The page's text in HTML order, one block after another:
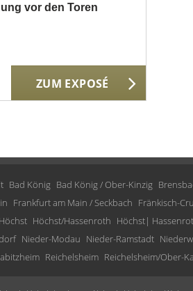
vor den Toren
ZUM EXPOSÉ
Bad König Bad König / Ober-Kinzig
Frankfurt am Main / Seckbach Fränkisch-
Höchst Höchst/Hassenroth Höchst|
Nieder-Modau Nieder-Ramstadt
Reichelsheim Reichelsheim/Ober-